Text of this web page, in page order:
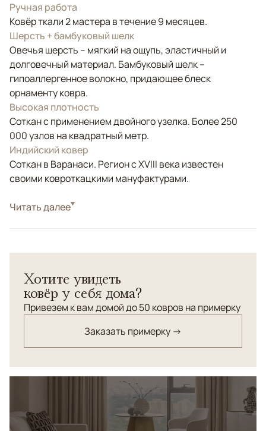
Ручная работа
Ковёр ткали 2 мастера в течение 9 месяцев.
Шерсть + бамбуковый шелк
Овечья шерсть – мягкий на ощупь, эластичный и
долговечный материал. Бамбуковый шелк –
гипоаллергенное волокно, придающее блеск
орнаменту ковра.
Высокая плотность
Соткан с применением двойного узелка. Более 250
000 узлов на квадратный метр.
Индийский ковер
Соткан в Варанаси. Регион с XVIII века известен
своими ковроткацкими мануфактурами.
СтильКлассические
выполнен из шелка, а фоновая часть из шерсти
высшей категории.
Читать далее
Хотите увидеть
ковёр у себя дома?
Привезем к вам домой до 50 ковров на примерку
Заказать примерку →